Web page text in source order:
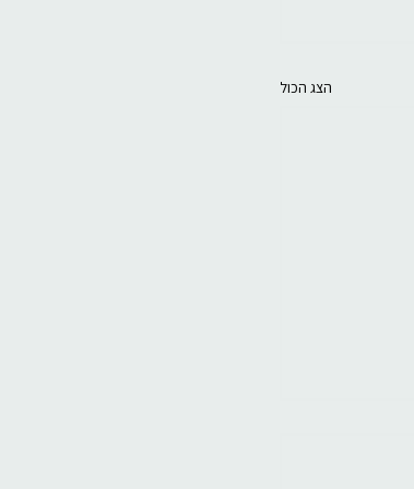
הצג הכול